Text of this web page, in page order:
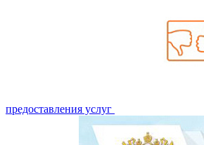
предоставления услуг